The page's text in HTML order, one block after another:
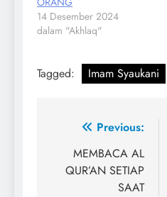
14 Desember 2024
dalam "Akhlaq"
Tagged: Imam Syaukani
Navigasi
pos
Previous:
MEMBACA AL
QUR’AN SETIAP
SAAT